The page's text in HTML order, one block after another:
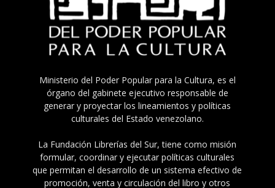
Ministerio del Poder Popular para la Cultura, es el
órgano del gabinete ejecutivo responsable de
generar y proyectar los lineamientos y políticas
culturales del Estado venezolano.
La Fundación Librerías del Sur, tiene como misión
formular, coordinar y ejecutar políticas culturales
que permitan el desarrollo de un sistema efectivo de
promoción, venta y circulación del libro y otros